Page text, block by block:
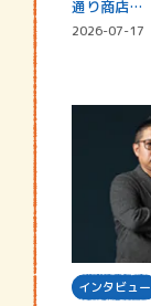
通り商店…
2026-07-17
インタビュー